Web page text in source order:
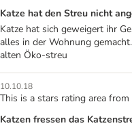
Katze hat den Streu nicht
Katze hat sich geweigert ihr
alles in der Wohnung
alten Öko-streu
10.10.18
This is a stars rating area
Katzen fressen das